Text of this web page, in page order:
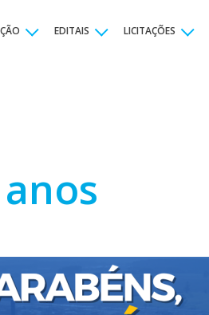
EDITAIS LICITAÇÕES